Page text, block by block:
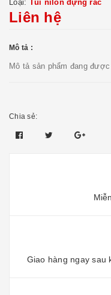
Loại: Túi nilon đựng rác
Liên hệ
Mô tả :
Mô tả sản phẩm đang
Chia sẻ:
Giao hàng ngay sau